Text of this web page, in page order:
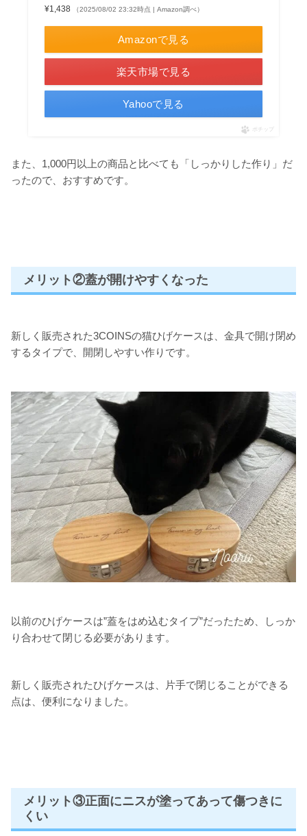
¥1,438
（2025/08/02 23:32時点 | Amazon調べ）
Amazonで見る
楽天市場で見る
Yahooで見る
ポチップ
また、1,000円以上の商品と比べても「しっかりした作り」だ
ったので、おすすめです。
メリット②蓋が開けやすくなった
新しく販売された3COINSの猫ひげケースは、金具で開け閉め
するタイプで、開閉しやすい作りです。
以前のひげケースは”蓋をはめ込むタイプ”だったため、しっか
り合わせて閉じる必要があります。
新しく販売されたひげケースは、片手で閉じることができる
点は、便利になりました。
メリット③正面にニスが塗ってあって傷つきに
くい